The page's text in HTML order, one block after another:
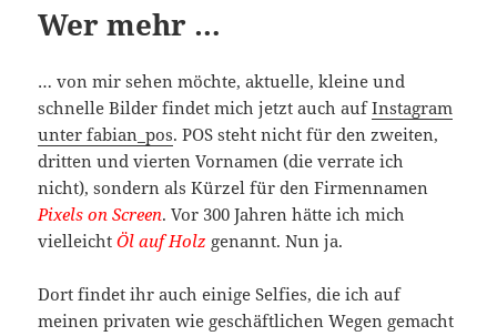
Wer mehr …
… von mir sehen möchte, aktuelle, kleine und
schnelle Bilder findet mich jetzt auch aufInstagram
unter fabian_pos. POS steht nicht für den zweiten,
dritten und vierten Vornamen (die verrate ich
nicht), sondern als Kürzel für den Firmennamen
Pixels on Screen. Vor 300 Jahren hätte ich mich
vielleichtÖl auf Holz genannt. Nun ja.
Dort findet ihr auch einige Selfies, die ich auf
meinen privaten wie geschäftlichen Wegen gemacht